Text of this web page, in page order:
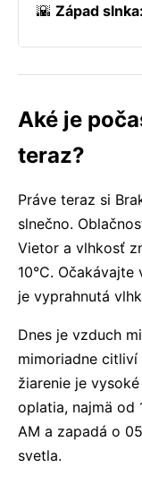
🌇 Západ slnka:
Aké je
teraz?
Práve teraz si
slnečno.
Vietor a vlhkosť
10°C.
je vyprahnutá
Dnes je vzduch
mimoriadne
žiarenie je
oplatia, najmä od
AM a zapadá o
svetla.